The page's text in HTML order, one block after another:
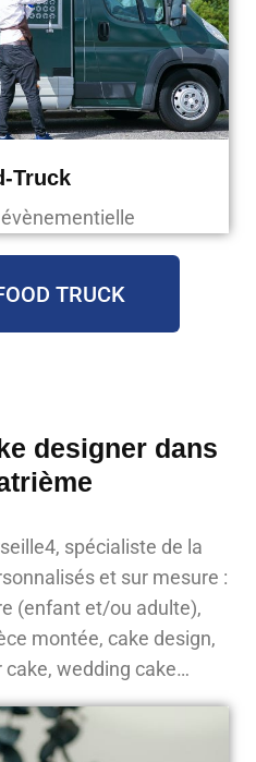
Truck
TRUCK
designer dans
spécialiste de la
et sur mesure :
(enfant et/ou adulte),
montée, cake design,
wedding cake…